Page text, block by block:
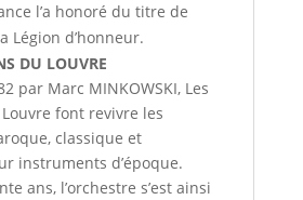
l’a honoré du titre de
Légion d’honneur.
DU LOUVRE
par Marc MINKOWSKI, Les
font revivre les
classique et
instruments d’époque.
ans, l’orchestre s’est ainsi